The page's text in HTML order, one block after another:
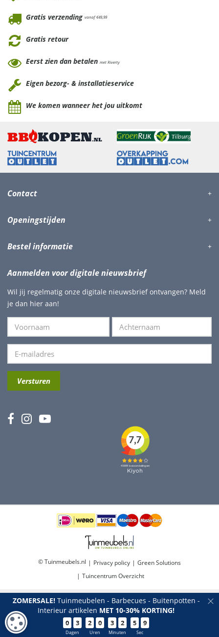
ZOMERSALE!Tuinmeubelen - Barbecues - Buitenpotten -
Interieur artikelen MET 10-30% KORTING!
0 3
Dagen
2 0
Uren
3 2
Minuten
5 9
Sec
Pillow 50 x 50 cm terra cotta
Gratis verzending vanaf €49,99
Gratis retour
Eerst zien dan betalen met Riverty
Eigen bezorg- & installatieservice
We komen wanneer het jou uitkomt
Contact
Openingstijden
Bestel informatie
Aanmelden voor digitale nieuwsbrief
Wil jij regelmatig onze digitale nieuwsbrief ontvangen? Meld
je dan hier aan!
© Tuinmeubels.nl Privacy policy
Green Solutions
Tuincentrum Overzicht
COOKIE-INSTELLINGEN